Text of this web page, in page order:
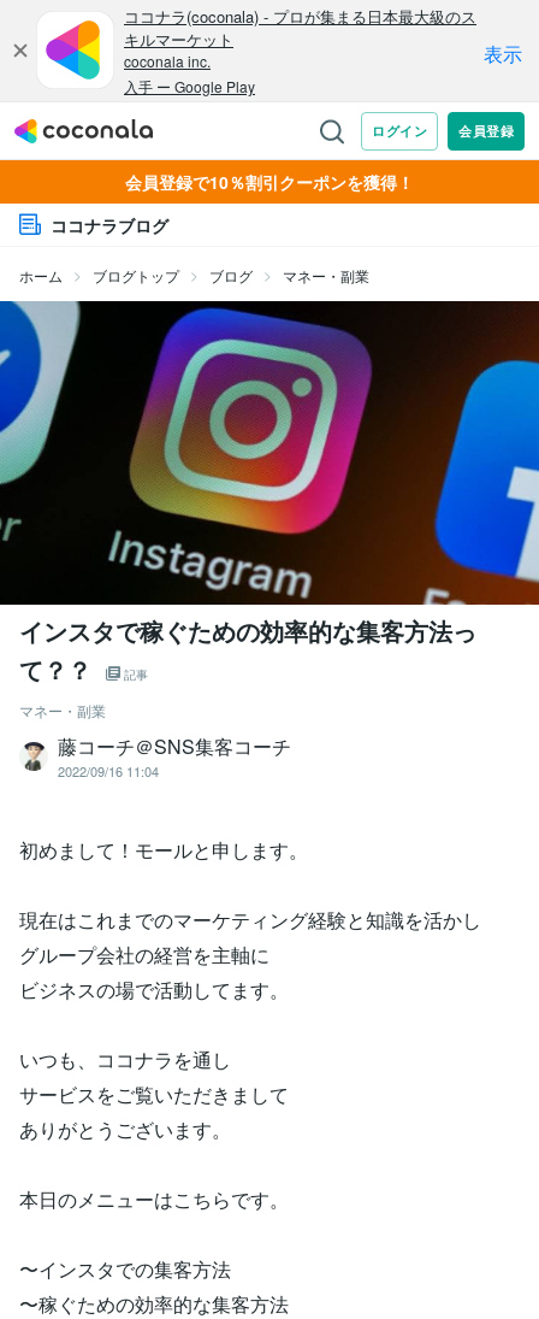
会員登録で10％割引クーポンを獲得！
ココナラブログ
ホーム ブログトップ ブログ マネー・副業
インスタで稼ぐための効率的な集客方法っ
て？？
記事
マネー・副業
藤コーチ＠SNS集客コーチ
2022/09/16 11:04
初めまして！モールと申します。
現在はこれまでのマーケティング経験と知識を活かし
グループ会社の経営を主軸に
ビジネスの場で活動してます。
いつも、ココナラを通し
サービスをご覧いただきまして
ありがとうございます。
本日のメニューはこちらです。
〜インスタでの集客方法
〜稼ぐための効率的な集客方法